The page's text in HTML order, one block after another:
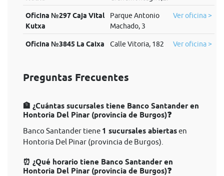
Oficina №297 Caja Vital
Kutxa
Parque Antonio
Machado, 3
Ver oficina >
Oficina №3845 La Caixa Calle Vitoria, 182 Ver oficina >
Preguntas Frecuentes
🏦 ¿Cuántas sucursales tiene Banco Santander en
Hontoria Del Pinar (provincia de Burgos)❓
Banco Santander tiene 1 sucursales abiertasen
Hontoria Del Pinar (provincia de Burgos).
⏰ ¿Qué horario tiene Banco Santander en
Hontoria Del Pinar (provincia de Burgos)❓